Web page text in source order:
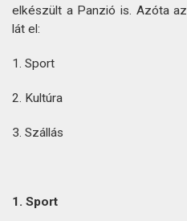
elkészült a Panzió is. Azóta
lát el:
1. Sport
2. Kultúra
3. Szállás
1. Sport